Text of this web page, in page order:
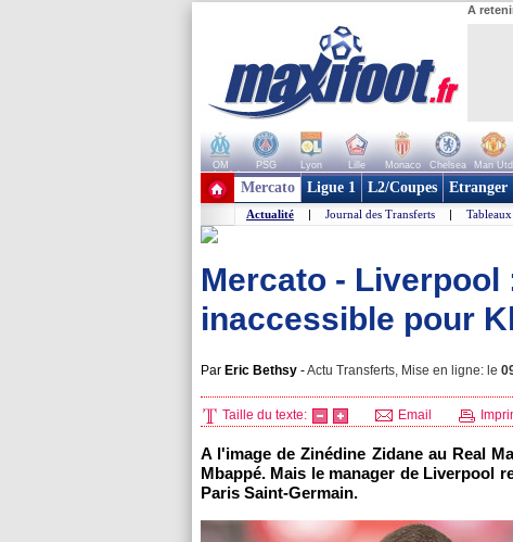
A
OM PSG Lyon Lille Monaco Chelsea Man Utd
+ de clubs
Mercato Ligue 1 L2/Coupes Etranger
Actualité | Journal des Transferts |
Mercato - Liverpool
inaccessible pour
Par Eric Bethsy -Actu Transferts, Mise en ligne: le
Taille du texte: Email
A l'image de Zinédine Zidane au Real
Mbappé. Mais le manager de Liverpool
Paris Saint-Germain.